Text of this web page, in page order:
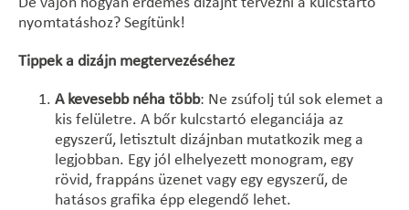
nyomtatáshoz? Segítünk!
Tippek a dizájn megtervezéséhez
A kevesebb néha több: Ne zsúfolj túl sok elemet a
kis felületre. A bőr kulcstartó eleganciája az
egyszerű, letisztult dizájnban mutatkozik meg a
legjobban. Egy jól elhelyezett monogram, egy
rövid, frappáns üzenet vagy egy egyszerű, de
hatásos grafika épp elegendő lehet.